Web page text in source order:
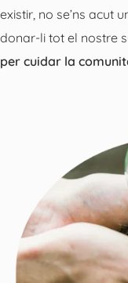
existir, no se’ns acut
donar-li tot el nostre
per cuidar la